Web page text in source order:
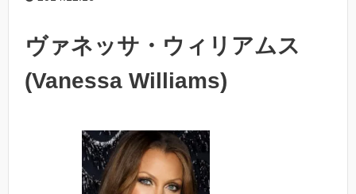
ヴァネッサ・ウィリアムス
(Vanessa Williams)